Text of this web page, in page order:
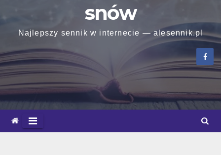
snów
Najlepszy sennik w internecie — alesennik.pl